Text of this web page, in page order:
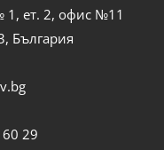
1, ет. 2, офис №11
България
29